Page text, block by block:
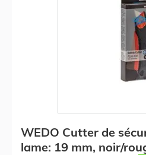
WEDO Cutter de
lame: 19 mm, noir/